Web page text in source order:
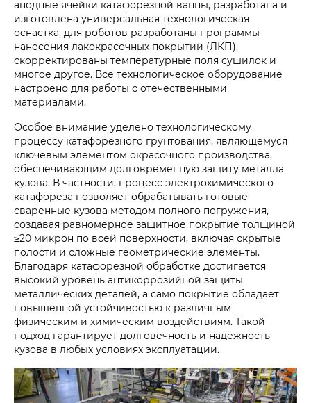
анодные ячейки катафорезной ванны, разработана и
изготовлена универсальная технологическая
оснастка, для роботов разработаны программы
нанесения лакокрасочных покрытий (ЛКП),
скорректированы температурные поля сушилок и
многое другое. Все технологическое оборудование
настроено для работы с отечественными
материалами.
Особое внимание уделено технологическому
процессу катафорезного грунтования, являющемуся
ключевым элементом окрасочного производства,
обеспечивающим долговременную защиту металла
кузова. В частности, процесс электрохимического
катафореза позволяет обрабатывать готовые
сваренные кузова методом полного погружения,
создавая равномерное защитное покрытие толщиной
≥20 микрон по всей поверхности, включая скрытые
полости и сложные геометрические элементы.
Благодаря катафорезной обработке достигается
высокий уровень антикоррозийной защиты
металлических деталей, а само покрытие обладает
повышенной устойчивостью к различным
физическим и химическим воздействиям. Такой
подход гарантирует долговечность и надежность
кузова в любых условиях эксплуатации.